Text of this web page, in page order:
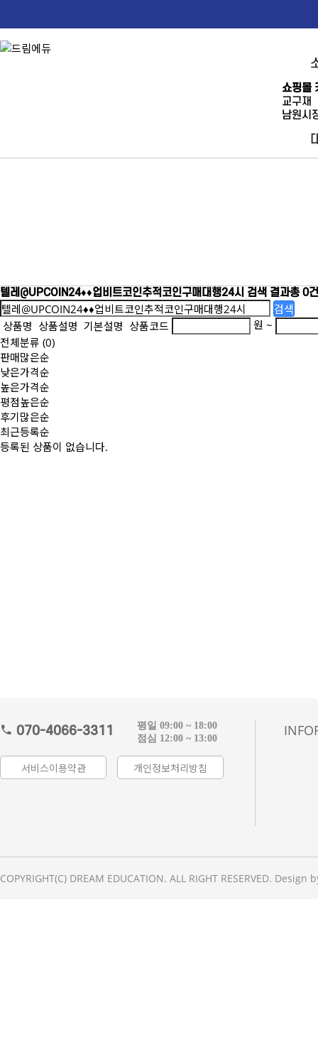
쇼핑몰
교구재
남원시
텔레@UPCOIN24♦♦업비트코인추적코인구매대행24시 검색 결과총 0건
검색
상품명 상품설명 기본설명 상품코드
원 ~
전체분류 (0)
판매많은순
낮은가격순
높은가격순
평점높은순
후기많은순
최근등록순
등록된 상품이 없습니다.
070-4066-3311
평일 09:00 ~ 18:00
점심 12:00 ~ 13:00
서비스이용약관 개인정보처리방침
COPYRIGHT(C) DREAM EDUCATION. ALL RIGHT RESERVED. Design